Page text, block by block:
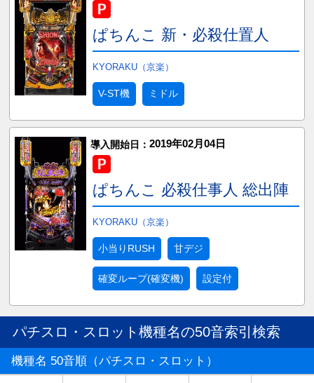
ぱちんこ 新・必殺仕置人
KYORAKU（京楽）
V-ST機 ミドル
導入開始日： 2019年02月04日
ぱちんこ 必殺仕事人 総出陣
KYORAKU（京楽）
小当りRUSH 甘デジ
確変ループ(確変機) 設定付
パチスロ・スロット機種名の50音索引検索
機種名 50音順（パチスロ・スロット）